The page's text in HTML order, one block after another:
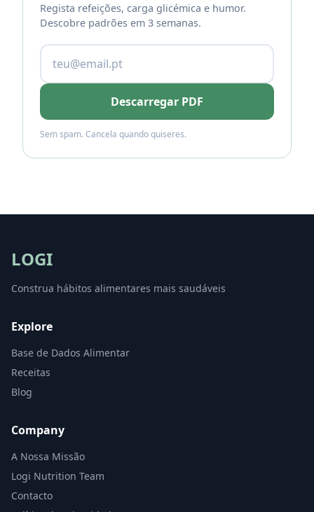
Regista refeições, carga glicémica e humor.
Descobre padrões em 3 semanas.
Descarregar PDF
Sem spam. Cancela quando quiseres.
LOGI
Construa hábitos alimentares mais saudáveis
Explore
Base de Dados Alimentar
Receitas
Blog
Company
A Nossa Missão
Logi Nutrition Team
Contacto